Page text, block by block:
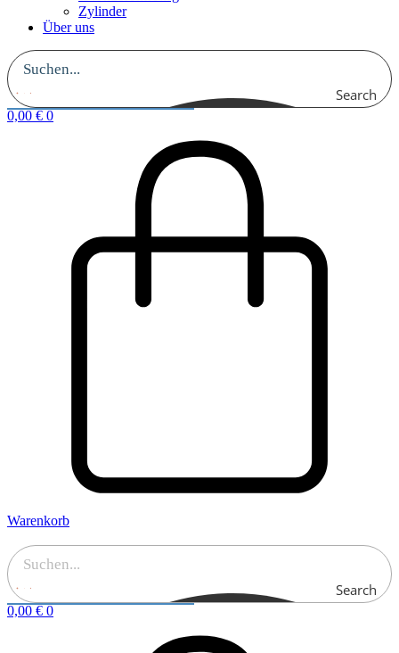
Zylinder
Über uns
Search
0,00 € 0
Warenkorb
Search
0,00 € 0